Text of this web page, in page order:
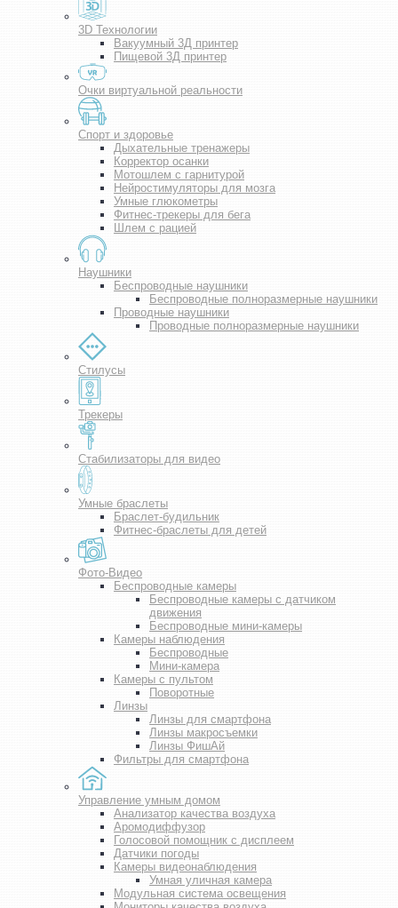
3D Технологии
Вакуумный 3Д принтер
Пищевой 3Д принтер
Очки виртуальной реальности
Спорт и здоровье
Дыхательные тренажеры
Корректор осанки
Мотошлем с гарнитурой
Нейростимуляторы для мозга
Умные глюкометры
Фитнес-трекеры для бега
Шлем с рацией
Наушники
Беспроводные наушники
Беспроводные полноразмерные наушники
Проводные наушники
Проводные полноразмерные наушники
Стилусы
Трекеры
Стабилизаторы для видео
Умные браслеты
Браслет-будильник
Фитнес-браслеты для детей
Фото-Видео
Беспроводные камеры
Беспроводные камеры с датчиком
движения
Беспроводные мини-камеры
Камеры наблюдения
Беспроводные
Мини-камера
Камеры с пультом
Поворотные
Линзы
Линзы для смартфона
Линзы макросъемки
Линзы ФишАй
Фильтры для смартфона
Управление умным домом
Анализатор качества воздуха
Аромодиффузор
Голосовой помощник с дисплеем
Датчики погоды
Камеры видеонаблюдения
Умная уличная камера
Модульная система освещения